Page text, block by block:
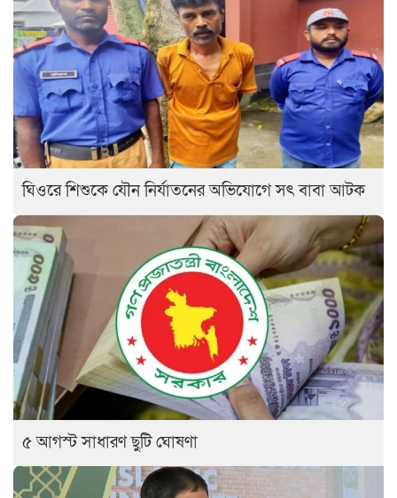
ঘিওরে শিশুকে যৌন নির্যাতনের অভিযোগে সৎ বাবা আটক
৫ আগস্ট সাধারণ ছুটি ঘোষণা